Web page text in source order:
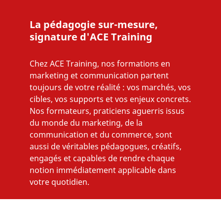
La pédagogie sur-mesure,
signature d'ACE Training
Chez ACE Training, nos formations en
marketing et communication partent
toujours de votre réalité : vos marchés, vos
cibles, vos supports et vos enjeux concrets.
Nos formateurs, praticiens aguerris issus
du monde du marketing, de la
communication et du commerce, sont
aussi de véritables pédagogues, créatifs,
engagés et capables de rendre chaque
notion immédiatement applicable dans
votre quotidien.